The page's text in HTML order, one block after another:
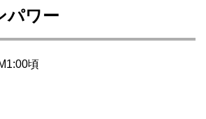
パワー
頃